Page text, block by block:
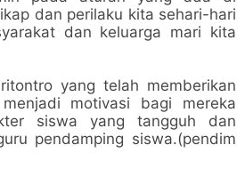
dan perilaku kita sehari-hari
dan keluarga mari kita
yang telah memberikan
motivasi bagi mereka
siswa yang tangguh dan
pendamping siswa.(pendim